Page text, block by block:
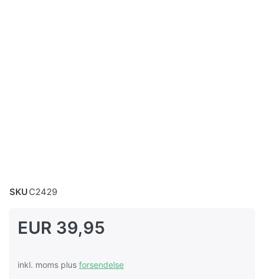
SKU C2429
EUR 39,95
inkl. moms plus forsendelse